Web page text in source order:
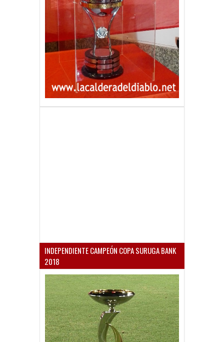
INDEPENDIENTE CAMPEÓN COPA SURUGA BANK
2018